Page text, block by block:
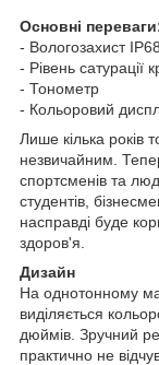
Основні
- Вологозахист IP68
- Рівень сатурації
- Тонометр
- Кольоровий
Лише кілька років
незвичайним.
спортсменів та
студентів,
насправді буде
здоров'я.
Дизайн
На однотонному
виділяється
дюймів. Зручний
практично не